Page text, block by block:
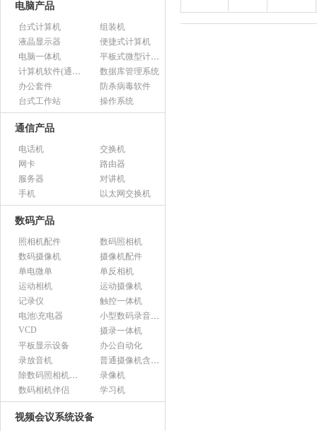
电脑产品
台式计算机
组装机
液晶显示器
便捷式计算机
电脑一体机
平板式微型计算机
计算机软件(通用软件)
数据库管理系统
办公套件
防杀病毒软件
台式工作站
操作系统
通信产品
电话机
交换机
网卡
路由器
服务器
对讲机
手机
以太网交换机
数码产品
照相机配件
数码照相机
数码摄像机
摄像机配件
单电微单
单反相机
运动相机
运动摄像机
记录仪
触控一体机
电池\充电器
小型数码录音设备
VCD
摄录一体机
平板显示设备
办公自动化
录放音机
普通摄像机含附件
除数码照相机以外的照相机及器材
录像机
数码相机伴侣
学习机
视频会议系统设备